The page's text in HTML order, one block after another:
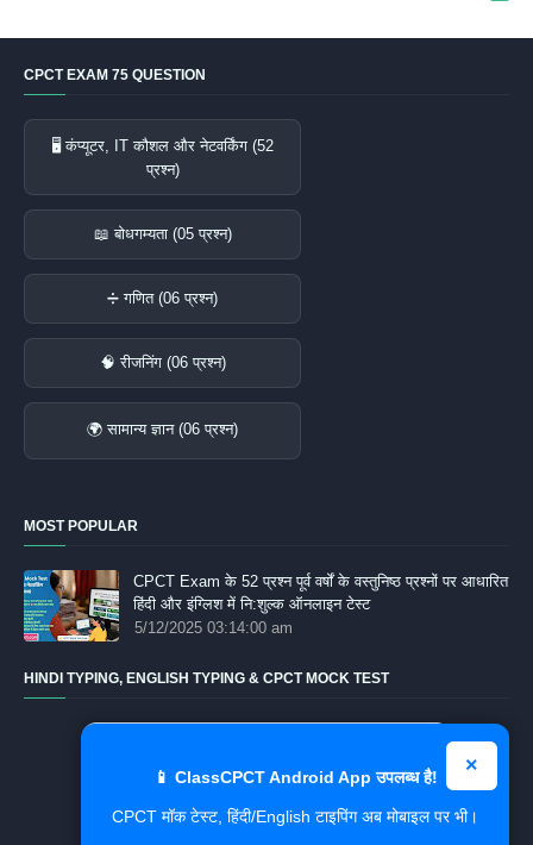
×
📱 ClassCPCT Android App उपलब्ध है!
CPCT मॉक टेस्ट, हिंदी/English टाइपिंग अब मोबाइल पर भी।
CPCT EXAM 75 QUESTION
🖥️ कंप्यूटर, IT कौशल और नेटवर्किंग (52
प्रश्न)
📖 बोधगम्यता (05 प्रश्न)
➗ गणित (06 प्रश्न)
🧠 रीजनिंग (06 प्रश्न)
🌍 सामान्य ज्ञान (06 प्रश्न)
MOST POPULAR
CPCT Exam के 52 प्रश्‍न पूर्व वर्षों के वस्तुनिष्ठ प्रश्नों पर आधारित
हिंदी और इंग्लिश में नि:शुल्क ऑनलाइन टेस्‍ट
5/12/2025 03:14:00 am
HINDI TYPING, ENGLISH TYPING & CPCT MOCK TEST
Hindi Typing Test
✍️